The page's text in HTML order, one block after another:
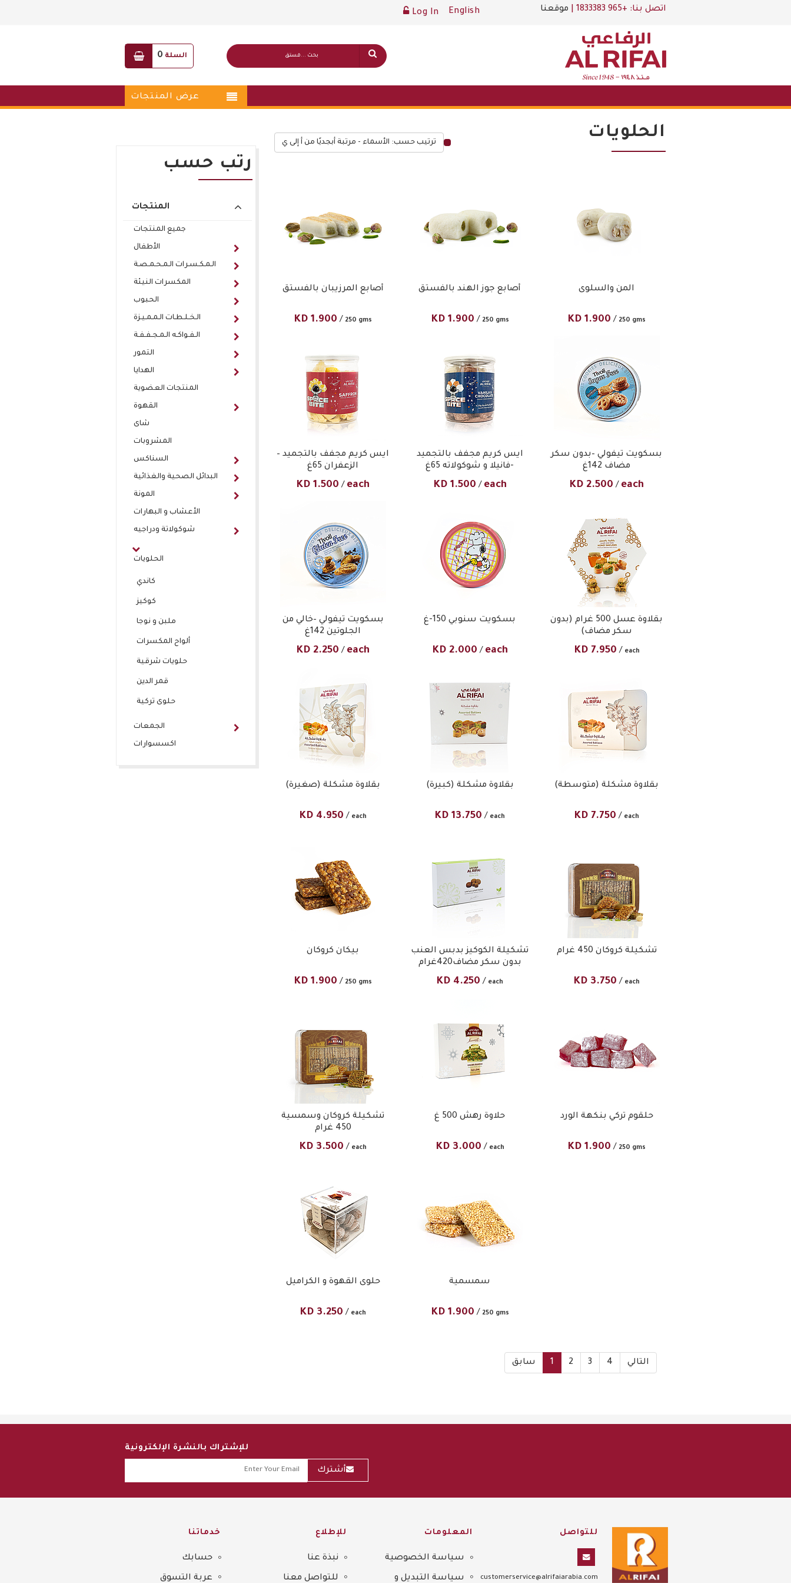
اتصل بنا: +965 1833383 موقعنا Log In English
السلة 0
عرض المنتجات
رتب حسب
المنتجات
جميع المنتجات
الأطفال
الـمـكـسـرات الـمـحـمـصـة
المكسرات النيئة
الحبوب
الـخـلـطـات الـمـمـيـزة
الـفـواكـه الـمـجـفـفـة
التمور
الهدايا
المنتجات العضوية
القهوة
شاى
المشروبات
السناكس
البدائل الصحية والغذائية
المونة
الأعشاب و البهارات
شوكولاتة ودراجيه
الحلويات
كاندي
كوكيز
ملبن و نوجا
ألواح المكسرات
حلويات شرقية
قمر الدين
حلوى تركية
الجمعات
اكسسوارات
الحلويات ترتيب حسب: الأسماء - مرتبة أبجديًا من أ إلى ي
أصابع المرزيبان بالفستق
KD1.900 / 250 gms
أصابع جوز الهند بالفستق
KD 1.900 / 250 gms
المن والسلوى
KD1.900 / 250 gms
ايس كريم مجفف بالتجميد –
الزعفران 65غ
KD1.500 / each
ايس كريم مجفف بالتجميد
-فانيلا و شوكولاته 65غ
KD 1.500 / each
بسكويت تيفولي –بدون سكر
مضاف 142غ
KD 2.500 / each
بسكويت تيفولي –خالي من
الجلوتين 142غ
KD 2.250 / each
بسكويت سنوبي 150-غ
KD 2.000 / each
بقلاوة عسل 500 غرام (بدون
سكر مضاف)
KD 7.950 / each
بقلاوة مشكلة (صغيرة)
KD 4.950 / each
بقلاوة مشكلة (كبيرة)
KD13.750 / each
بقلاوة مشكلة (متوسطة)
KD 7.750 / each
بيكان كروكان
KD1.900 / 250 gms
تشكيلة الكوكيز بدبس العنب
بدون سكر مضاف420غرام
KD 4.250 / each
تشكيلة كروكان 450 غرام
KD 3.750 / each
تشكيلة كروكان وسمسية
450 غرام
KD 3.500 / each
حلاوة رهش 500 غ
KD 3.000 / each
حلقوم تركي بنكهة الورد
KD1.900 / 250 gms
حلوى القهوة و الكراميل
KD 3.250 / each
سمسمية
KD 1.900 / 250 gms
سابق 1 2 3 4 التالي
للإشتراك بالنشرة الإلكترونية
أشترك
للتواصل
customerservice@alrifaiarabia.com
المعلومات
Sitemap
سياسة الخصوصية
سياسة التبديل و
للإطلاع
نبذة عنا
للتواصل معنا
خدماتنا
حسابك
عربة التسوق